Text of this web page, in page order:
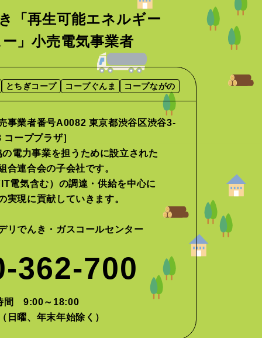
「再生可能エネルギー
」小売電気事業者
とちぎコープ コープぐんま コープながの
事業者番号A0082 東京都渋谷区渋谷3-
コーププラザ］
電力事業を担うために設立された
合連合会の子会社です。
電気含む）の調達・供給を中心に
実現に貢献していきます。
リでんき・ガスコールセンター
362-700
間 9:00～18:00
日曜、年末年始除く）